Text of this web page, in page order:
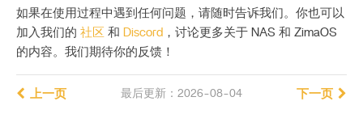
如果在使用过程中遇到任何问题，请随时告诉我们。你也可以
加入我们的 社区 和 Discord ，讨论更多关于 NAS 和 ZimaOS
的内容。我们期待你的反馈！
最后更新：2026-08-04
上一页 下一页